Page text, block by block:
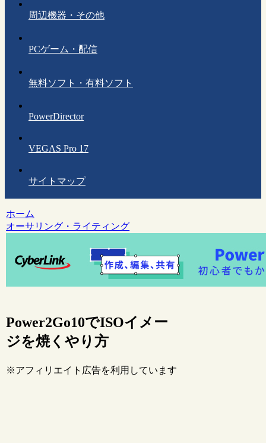
周辺機器・その他
PCゲーム・配信
無料ソフト・有料ソフト
PowerDirector
VEGAS Pro 17
サイトマップ
ホーム
オーサリング・ライティング
Power2Go10でISOイメー
ジを焼くやり方
※アフィリエイト広告を利用しています